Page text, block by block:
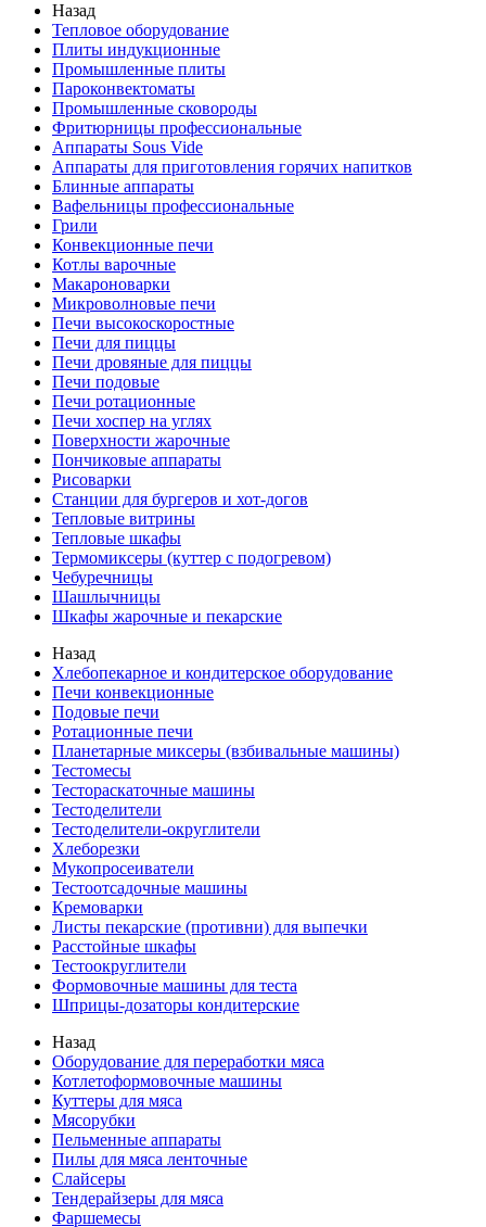
Назад
Тепловое оборудование
Плиты индукционные
Промышленные плиты
Пароконвектоматы
Промышленные сковороды
Фритюрницы профессиональные
Аппараты Sous Vide
Аппараты для приготовления горячих напитков
Блинные аппараты
Вафельницы профессиональные
Грили
Конвекционные печи
Котлы варочные
Макароноварки
Микроволновые печи
Печи высокоскоростные
Печи для пиццы
Печи дровяные для пиццы
Печи подовые
Печи ротационные
Печи хоспер на углях
Поверхности жарочные
Пончиковые аппараты
Рисоварки
Станции для бургеров и хот-догов
Тепловые витрины
Тепловые шкафы
Термомиксеры (куттер с подогревом)
Чебуречницы
Шашлычницы
Шкафы жарочные и пекарские
Назад
Хлебопекарное и кондитерское оборудование
Печи конвекционные
Подовые печи
Ротационные печи
Планетарные миксеры (взбивальные машины)
Тестомесы
Тестораскаточные машины
Тестоделители
Тестоделители-округлители
Хлеборезки
Мукопросеиватели
Тестоотсадочные машины
Кремоварки
Листы пекарские (противни) для выпечки
Расстойные шкафы
Тестоокруглители
Формовочные машины для теста
Шприцы-дозаторы кондитерские
Назад
Оборудование для переработки мяса
Котлетоформовочные машины
Куттеры для мяса
Мясорубки
Пельменные аппараты
Пилы для мяса ленточные
Слайсеры
Тендерайзеры для мяса
Фаршемесы